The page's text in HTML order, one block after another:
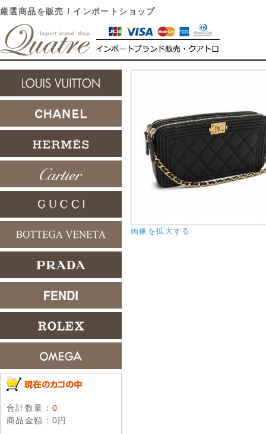
厳選商品を販売！インポートショップ
合計数量： 0
商品金額： 0円
画像を拡大する